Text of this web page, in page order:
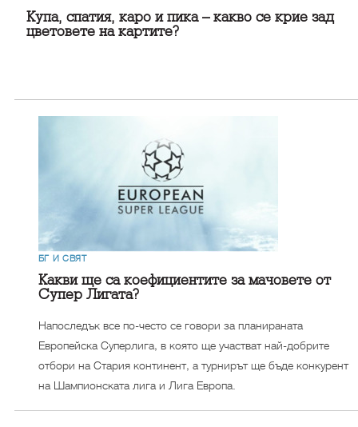
Купа, спатия, каро и пика – какво се крие зад
цветовете на картите?
БГ И СВЯТ
Какви ще са коефициентите за мачовете от
Супер Лигата?
Напоследък все по-често се говори за планираната
Европейска Суперлига, в която ще участват най-добрите
отбори на Стария континент, а турнирът ще бъде конкурент
на Шампионската лига и Лига Европа.